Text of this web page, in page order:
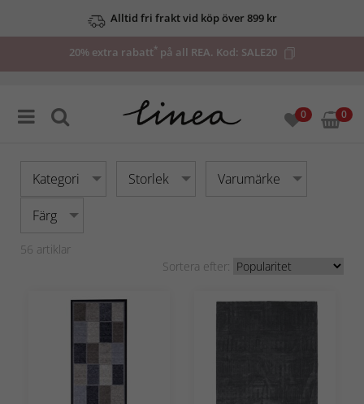
Upp till 50% på utvalda deals
20% extra rabatt*på all REA. Kod: SALE20
0 0
Kategori Storlek Varumärke
Färg
56 artiklar
Sortera efter: